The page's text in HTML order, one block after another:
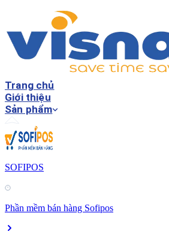
Trang chủ
Giới thiệu
Sản phẩm
SOFIPOS
Phần mềm bán hàng Sofipos